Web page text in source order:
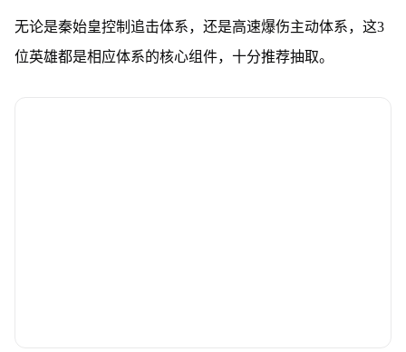
无论是秦始皇控制追击体系，还是高速爆伤主动体系，这3
位英雄都是相应体系的核心组件，十分推荐抽取。